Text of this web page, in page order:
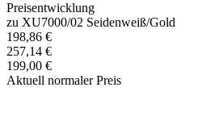
Preisentwicklung
zu XU7000/02 Seidenweiß/Gold
198,86 €
257,14 €
199,00 €
Aktuell normaler Preis